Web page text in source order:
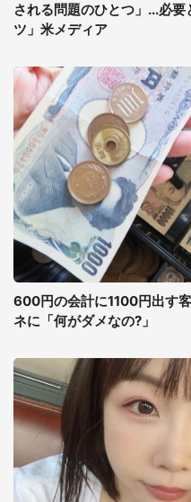
される問題のひとつ」...必
ツ」米メディア
600円の会計に1100円出す
ネに「何がダメなの?」